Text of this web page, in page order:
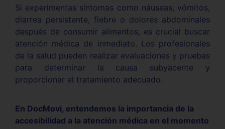
Si experimentas síntomas como náuseas, vómitos,
diarrea persistente, fiebre o dolores abdominales
después de consumir alimentos, es crucial buscar
atención médica de inmediato. Los profesionales
de la salud pueden realizar evaluaciones y pruebas
para determinar la causa subyacente y
proporcionar el tratamiento adecuado.
En DocMovi, entendemos la importancia de la
accesibilidad a la atención médica en el momento